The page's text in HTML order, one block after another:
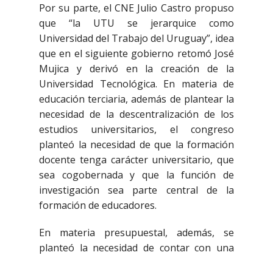
Por su parte, el CNE Julio Castro propuso
que “la UTU se jerarquice como
Universidad del Trabajo del Uruguay”, idea
que en el siguiente gobierno retomó José
Mujica y derivó en la creación de la
Universidad Tecnológica. En materia de
educación terciaria, además de plantear la
necesidad de la descentralización de los
estudios universitarios, el congreso
planteó la necesidad de que la formación
docente tenga carácter universitario, que
sea cogobernada y que la función de
investigación sea parte central de la
formación de educadores.
En materia presupuestal, además, se
planteó la necesidad de contar con una